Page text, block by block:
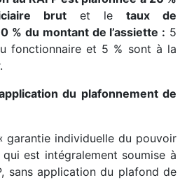
brut et le taux de
% du montant de l’assiette : 5
fonctionnaire et 5 % sont à la
du plafonnement de
garantie individuelle du pouvoir
qui est intégralement soumise à
sans application du plafond de